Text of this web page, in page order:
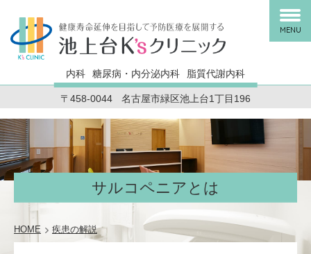
内科 糖尿病・内分泌内科 脂質代謝内科
〒458-0044 名古屋市緑区池上台1丁目196
MENU
サルコペニアとは
HOME 疾患の解説